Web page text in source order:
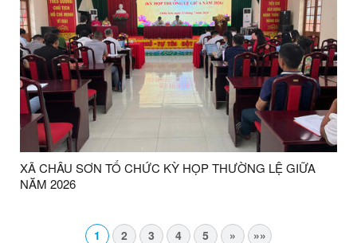
XÃ CHÂU SƠN TỔ CHỨC KỲ HỌP THƯỜNG LỆ GIỮA
NĂM 2026
1 2 3 4 5 » »»